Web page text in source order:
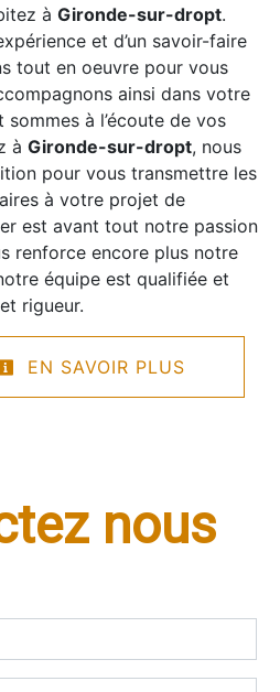
à Gironde-sur-dropt.
et d’un savoir-faire
tout en oeuvre pour vous
ainsi dans votre
sommes à l’écoute de vos
à Gironde-sur-dropt, nous
pour vous transmettre les
à votre projet de
est avant tout notre passion
renforce encore plus notre
équipe est qualifiée et
rigueur.
EN SAVOIR PLUS
nous